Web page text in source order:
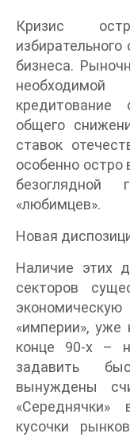
Кризис
бизнеса.
кредитование
общего
ставок
особенно остро
безоглядной
«любимцев».
Новая
Наличие этих
секторов
«империи»,
конце 90-х –
задавить
вынуждены
«Середнячки»
кусочки